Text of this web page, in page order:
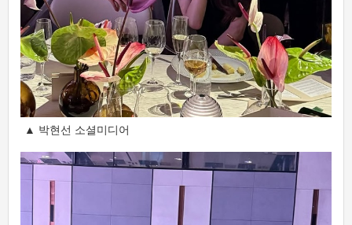
▲ 박현선 소셜미디어